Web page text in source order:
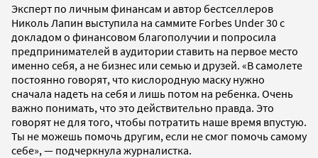
Эксперт по личным финансам и автор бестселлеров
Николь Лапин выступила на саммите Forbes Under 30 с
докладом о финансовом благополучии и попросила
предпринимателей в аудитории ставить на первое место
именно себя, а не бизнес или семью и друзей. «В самолете
постоянно говорят, что кислородную маску нужно
сначала надеть на себя и лишь потом на ребенка. Очень
важно понимать, что это действительно правда. Это
говорят не для того, чтобы потратить наше время впустую.
Ты не можешь помочь другим, если не смог помочь самому
себе», — подчеркнула журналистка.